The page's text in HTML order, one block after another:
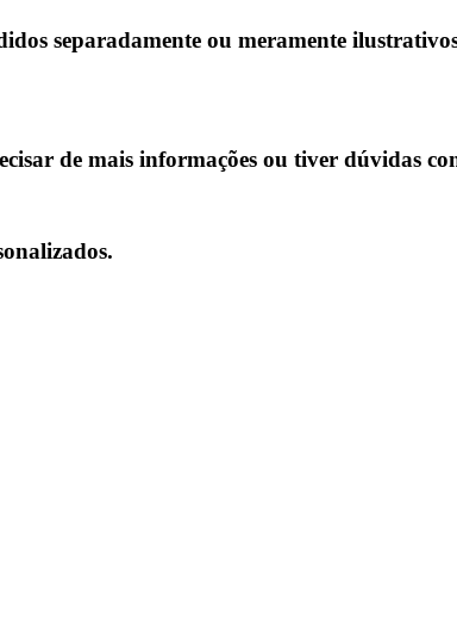
separadamente ou meramente
de mais informações ou tiver dúvidas